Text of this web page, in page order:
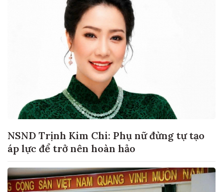
NSND Trịnh Kim Chi: Phụ nữ đừng tự tạo
áp lực để trở nên hoàn hảo